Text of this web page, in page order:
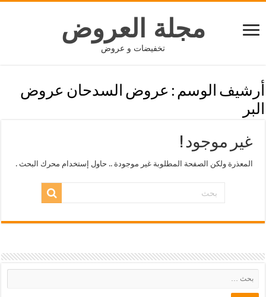
مجلة العروض
تخفيضات و عروض
أرشيف الوسم : عروض السدحان عروض
البر
غير موجود !
المعذرة ولكن الصفحة المطلوبة غير موجودة .. حاول إستخدام محرك البحث .